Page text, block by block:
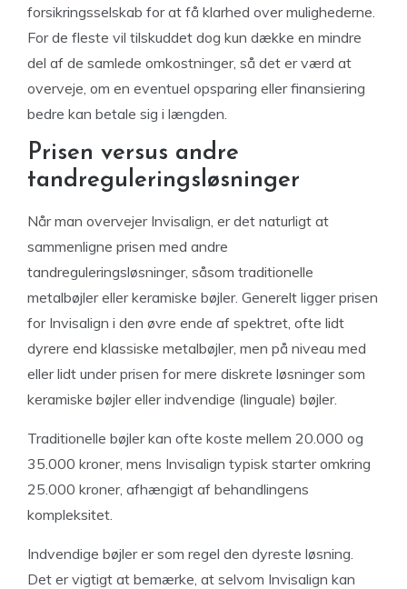
forsikringsselskab for at få klarhed over mulighederne.
For de fleste vil tilskuddet dog kun dække en mindre
del af de samlede omkostninger, så det er værd at
overveje, om en eventuel opsparing eller finansiering
bedre kan betale sig i længden.
Prisen versus andre
tandreguleringsløsninger
Når man overvejer Invisalign, er det naturligt at
sammenligne prisen med andre
tandreguleringsløsninger, såsom traditionelle
metalbøjler eller keramiske bøjler. Generelt ligger prisen
for Invisalign i den øvre ende af spektret, ofte lidt
dyrere end klassiske metalbøjler, men på niveau med
eller lidt under prisen for mere diskrete løsninger som
keramiske bøjler eller indvendige (linguale) bøjler.
Traditionelle bøjler kan ofte koste mellem 20.000 og
35.000 kroner, mens Invisalign typisk starter omkring
25.000 kroner, afhængigt af behandlingens
kompleksitet.
Indvendige bøjler er som regel den dyreste løsning.
Det er vigtigt at bemærke, at selvom Invisalign kan